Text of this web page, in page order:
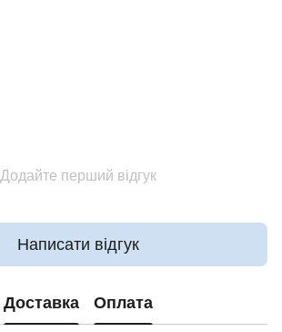
Додайте перший відгук
Написати відгук
Доставка Оплата